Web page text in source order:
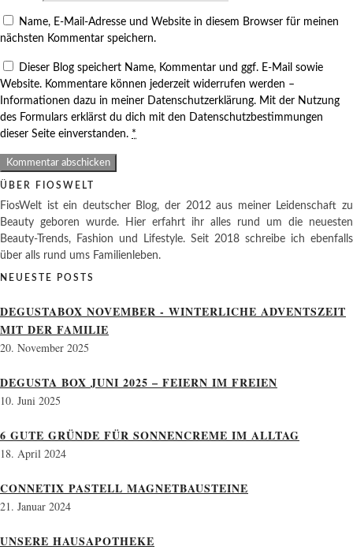
Name, E-Mail-Adresse und Website in diesem Browser für meinen
nächsten Kommentar speichern.
Dieser Blog speichert Name, Kommentar und ggf. E-Mail sowie
Website. Kommentare können jederzeit widerrufen werden –
Informationen dazu in meiner Datenschutzerklärung. Mit der Nutzung
des Formulars erklärst du dich mit den Datenschutzbestimmungen
dieser Seite einverstanden. *
ÜBER FIOSWELT
FiosWelt ist ein deutscher Blog, der 2012 aus meiner Leidenschaft zu
Beauty geboren wurde. Hier erfahrt ihr alles rund um die neuesten
Beauty-Trends, Fashion und Lifestyle. Seit 2018 schreibe ich ebenfalls
über alls rund ums Familienleben.
NEUESTE POSTS
DEGUSTABOX NOVEMBER - WINTERLICHE ADVENTSZEIT
MIT DER FAMILIE
20. November 2025
DEGUSTA BOX JUNI 2025 – FEIERN IM FREIEN
10. Juni 2025
6 GUTE GRÜNDE FÜR SONNENCREME IM ALLTAG
18. April 2024
CONNETIX PASTELL MAGNETBAUSTEINE
21. Januar 2024
UNSERE HAUSAPOTHEKE